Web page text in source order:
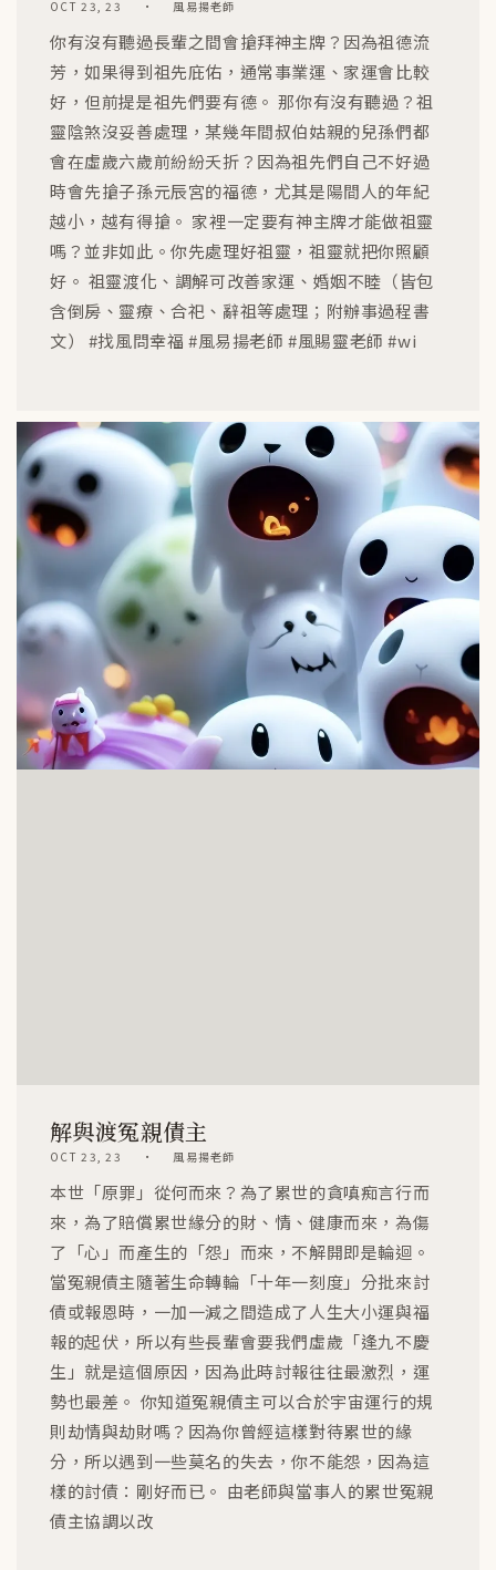
OCT 23, 23 風易揚老師
你有沒有聽過長輩之間會搶拜神主牌？因為祖德流
芳，如果得到祖先庇佑，通常事業運、家運會比較
好，但前提是祖先們要有德。 那你有沒有聽過？祖
靈陰煞沒妥善處理，某幾年間叔伯姑親的兒孫們都
會在虛歲六歲前紛紛夭折？因為祖先們自己不好過
時會先搶子孫元辰宮的福德，尤其是陽間人的年紀
越小，越有得搶。 家裡一定要有神主牌才能做祖靈
嗎？並非如此。你先處理好祖靈，祖靈就把你照顧
好。 祖靈渡化、調解可改善家運、婚姻不睦（皆包
含倒房、靈療、合祀、辭祖等處理；附辦事過程書
文） #找風問幸福 #風易揚老師 #風賜靈老師 #wi
解與渡冤親債主
OCT 23, 23 風易揚老師
本世「原罪」從何而來？為了累世的貪嗔痴言行而
來，為了賠償累世緣分的財、情、健康而來，為傷
了「心」而產生的「怨」而來，不解開即是輪迴。
當冤親債主隨著生命轉輪「十年一刻度」分批來討
債或報恩時，一加一減之間造成了人生大小運與福
報的起伏，所以有些長輩會要我們虛歲「逢九不慶
生」就是這個原因，因為此時討報往往最激烈，運
勢也最差。 你知道冤親債主可以合於宇宙運行的規
則劫情與劫財嗎？因為你曾經這樣對待累世的緣
分，所以遇到一些莫名的失去，你不能怨，因為這
樣的討債：剛好而已。 由老師與當事人的累世冤親
債主協調以改